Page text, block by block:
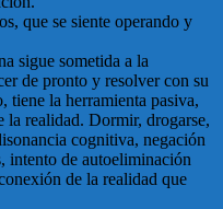
que se siente operando y
sigue sometida a la
de pronto y resolver con su
tiene la herramienta pasiva,
la realidad. Dormir, drogarse,
cognitiva, negación
intento de autoeliminación
de la realidad que